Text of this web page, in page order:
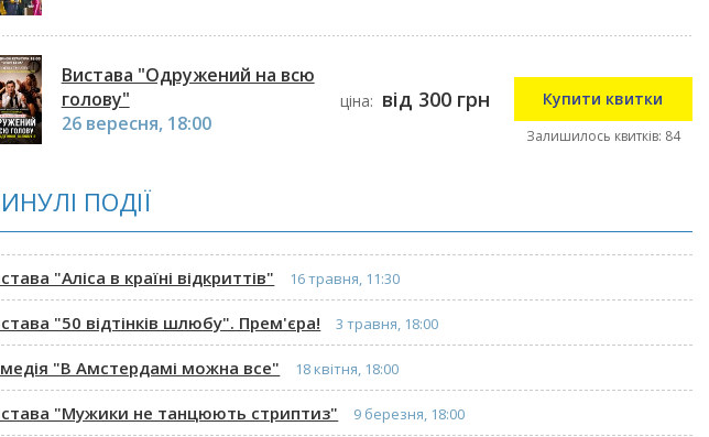
Вистава "Одружений на всю
голову"
26 вересня, 18:00
ціна: від 300 грн Купити квитки
Залишилось квитків: 84
ПОДІЇ
"Аліса в країні відкриттів" 16 травня, 11:30
"50 відтінків шлюбу". Прем'єра! 3 травня, 18:00
"В Амстердамі можна все" 18 квітня, 18:00
"Мужики не танцюють стриптиз" 9 березня, 18:00